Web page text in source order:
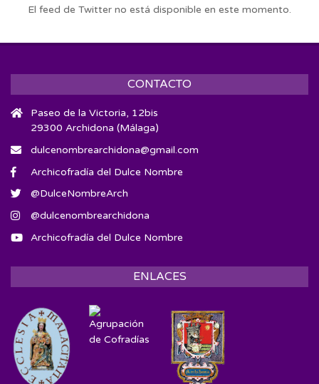
El feed de Twitter no está disponible en este momento.
CONTACTO
Paseo de la Victoria, 12bis
29300 Archidona (Málaga)
dulcenombrearchidona@gmail.com
Archicofradía del Dulce Nombre
@DulceNombreArch
@dulcenombrearchidona
Archicofradía del Dulce Nombre
ENLACES